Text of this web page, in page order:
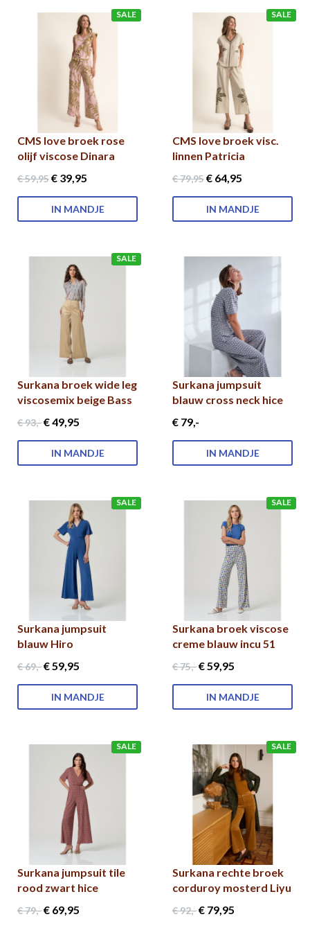
SALE
CMS love broek rose
olijf viscose Dinara
€ 59,95€ 39,95
IN MANDJE
SALE
CMS love broek visc.
linnen Patricia
€ 79,95€ 64,95
IN MANDJE
SALE
Surkana broek wide leg
viscosemix beige Bass
€ 93,-€ 49,95
IN MANDJE
Surkana jumpsuit
blauw cross neck hice
€ 79,-
IN MANDJE
SALE
Surkana jumpsuit
blauw Hiro
€ 69,-€ 59,95
IN MANDJE
SALE
Surkana broek viscose
creme blauw incu 51
€ 75,-€ 59,95
IN MANDJE
SALE
Surkana jumpsuit tile
rood zwart hice
€ 79,-€ 69,95
SALE
Surkana rechte broek
corduroy mosterd Liyu
€ 92,-€ 79,95